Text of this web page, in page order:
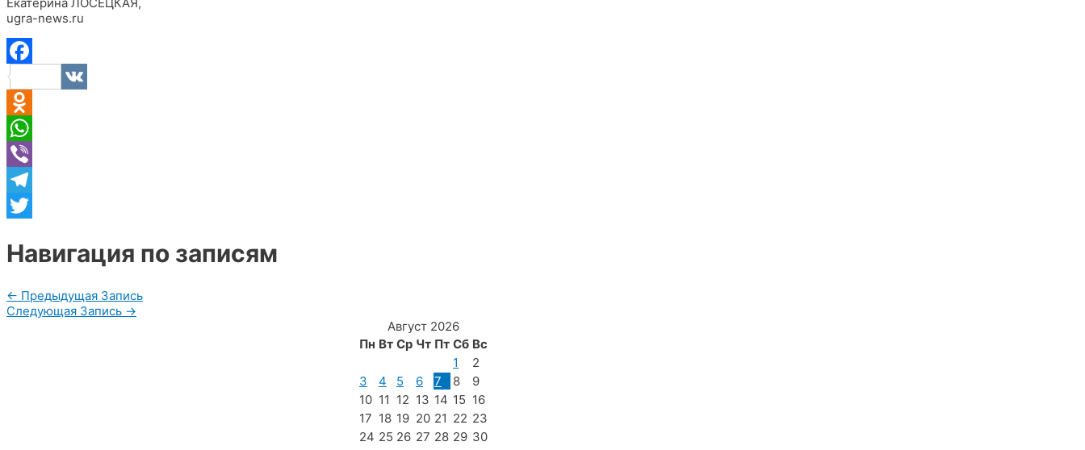
Екатерина ЛОСЕЦКАЯ,
ugra-news.ru
Facebook
VK
Odnoklassniki
WhatsApp
Viber
Telegram
Навигация по записям
← Предыдущая Запись
Следующая Запись →
Август 2026
Пн Вт Ср Чт Пт Сб Вс
1
2
3
4 5 6 7 8
9
10 11 12 13 14 15 16
17 18 19 20 21 22 23
24 25 26 27 28 29 30